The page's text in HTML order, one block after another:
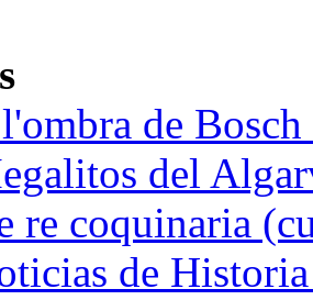
de
del
re coquinaria
de